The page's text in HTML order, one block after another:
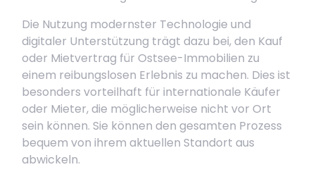
Die Nutzung modernster Technologie und
digitaler Unterstützung trägt dazu bei, den Kauf
oder Mietvertrag für Ostsee-Immobilien zu
einem reibungslosen Erlebnis zu machen. Dies ist
besonders vorteilhaft für internationale Käufer
oder Mieter, die möglicherweise nicht vor Ort
sein können. Sie können den gesamten Prozess
bequem von ihrem aktuellen Standort aus
abwickeln.